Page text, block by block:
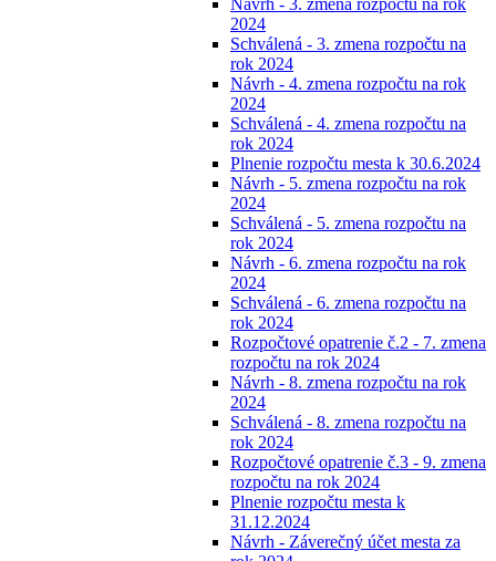
Návrh - 3. zmena rozpočtu na rok
2024
Schválená - 3. zmena rozpočtu na
rok 2024
Návrh - 4. zmena rozpočtu na rok
2024
Schválená - 4. zmena rozpočtu na
rok 2024
Plnenie rozpočtu mesta k 30.6.2024
Návrh - 5. zmena rozpočtu na rok
2024
Schválená - 5. zmena rozpočtu na
rok 2024
Návrh - 6. zmena rozpočtu na rok
2024
Schválená - 6. zmena rozpočtu na
rok 2024
Rozpočtové opatrenie č.2 - 7. zmena
rozpočtu na rok 2024
Návrh - 8. zmena rozpočtu na rok
2024
Schválená - 8. zmena rozpočtu na
rok 2024
Rozpočtové opatrenie č.3 - 9. zmena
rozpočtu na rok 2024
Plnenie rozpočtu mesta k
31.12.2024
Návrh - Záverečný účet mesta za